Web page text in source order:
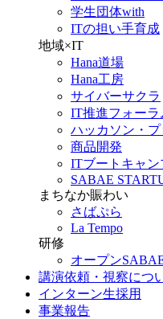
学生団体with
ITの担い手育成
地域×IT
Hana道場
Hana工房
サイバーサクラ
IT推進フォーラ
ハッカソン・
商品開発
ITブートキャン
SABAE
まちなか賑わい
さばぷら
La Tempo
研修
オープン
講演依頼・視察につ
インターン生採用
事業報告